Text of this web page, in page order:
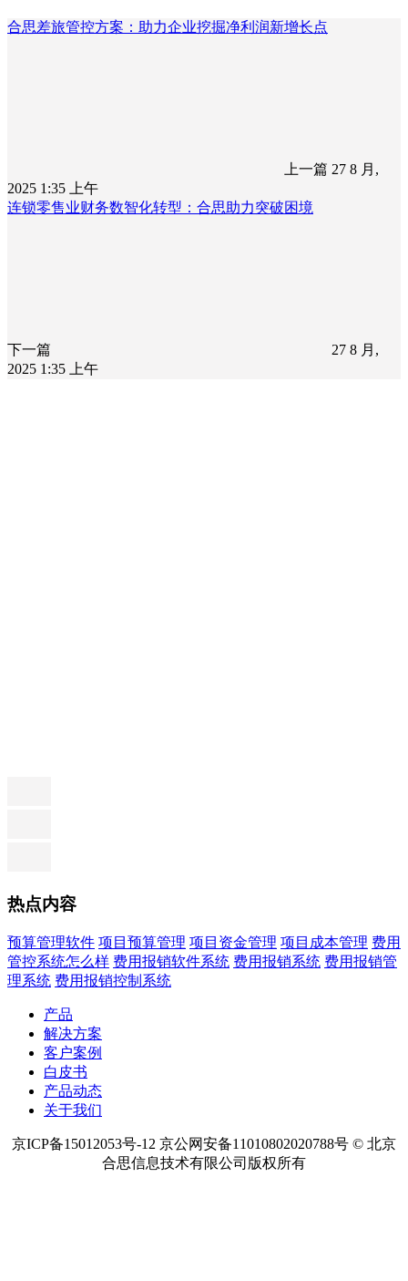
合思差旅管控方案：助力企业挖掘净利润新增长点
上一篇 27 8 月,
2025 1:35 上午
连锁零售业财务数智化转型：合思助力突破困境
下一篇
27 8 月,
2025 1:35 上午
热点内容
预算管理软件 项目预算管理 项目资金管理 项目成本管理 费用
管控系统怎么样 费用报销软件系统 费用报销系统 费用报销管
理系统 费用报销控制系统
产品
解决方案
客户案例
白皮书
产品动态
关于我们
京ICP备15012053号-12 京公网安备11010802020788号 © 北京
合思信息技术有限公司版权所有